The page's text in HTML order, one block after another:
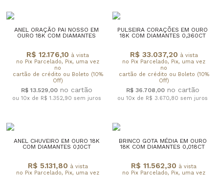
ANEL ORAÇÃO PAI NOSSO EM
OURO 18K COM DIAMANTES
R$ 12.176,10 à vista
no Pix Parcelado, Pix, uma vez
no
cartão de crédito ou Boleto (10%
Off)
R$ 13.529,00
ou 10x de R$ 1.352,90 sem juros
PULSEIRA CORAÇÕES EM OURO
18K COM DIAMANTES 0,360CT
R$ 33.037,20 à vista
no Pix Parcelado, Pix, uma vez
no
cartão de crédito ou Boleto (10%
Off)
R$ 36.708,00
ou 10x de R$ 3.670,80 sem juros
ANEL CHUVEIRO EM OURO 18K
COM DIAMANTES 0,10CT
R$ 5.131,80 à vista
no Pix Parcelado, Pix, uma vez
BRINCO GOTA MÉDIA EM OURO
18K COM DIAMANTES 0,018CT
R$ 11.562,30 à vista
no Pix Parcelado, Pix, uma vez